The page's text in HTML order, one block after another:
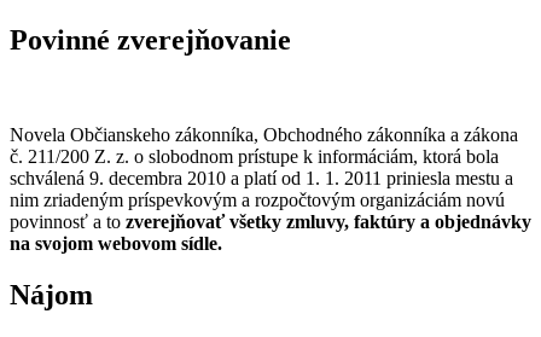
Povinné zverejňovanie
Novela Občianskeho zákonníka, Obchodného zákonníka a zákona
č. 211/200 Z. z. o slobodnom prístupe k informáciám, ktorá bola
schválená 9. decembra 2010 a platí od 1. 1. 2011 priniesla mestu a
nim zriadeným príspevkovým a rozpočtovým organizáciám novú
povinnosť a to zverejňovať všetky zmluvy, faktúry a objednávky
na svojom webovom sídle.
Nájom